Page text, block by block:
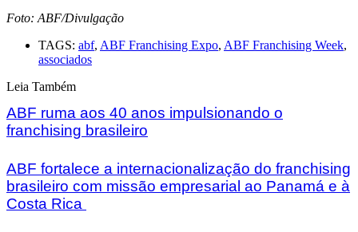
Foto: ABF/Divulgação
TAGS: abf, ABF Franchising Expo, ABF Franchising Week,
associados
Leia Também
ABF ruma aos 40 anos impulsionando o
franchising brasileiro
ABF fortalece a internacionalização do franchising
brasileiro com missão empresarial ao Panamá e à
Costa Rica